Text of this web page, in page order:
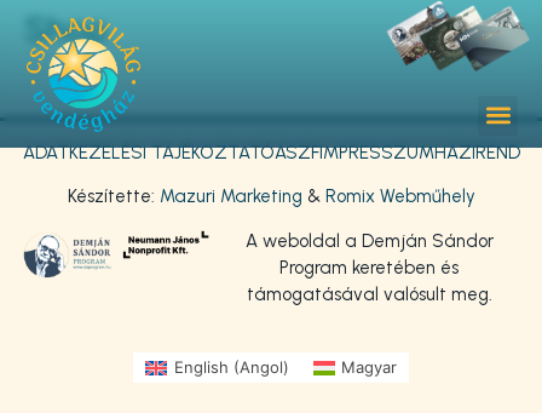
Shop
ADATKEZELÉSI TÁJÉKOZTATÓÁSZFIMPRESSZUMHÁZIREND
Készítette: Mazuri Marketing & Romix Webműhely
A weboldal a Demján Sándor
Program keretében és
támogatásával valósult meg.
English (Angol) Magyar